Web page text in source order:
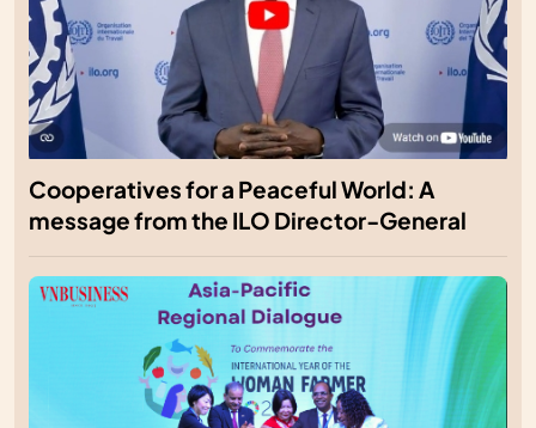
Cooperatives for a Peaceful World: A
message from the ILO Director-General